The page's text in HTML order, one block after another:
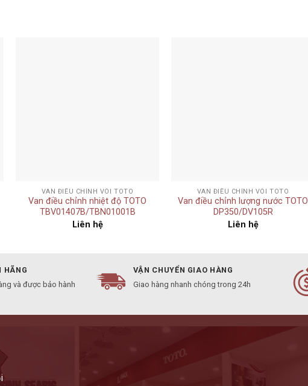
VAN ĐIỀU CHỈNH VÒI TOTO
Van điều chỉnh nhiệt độ TOTO
TBV01407B/TBN01001B
Liên hệ
VAN ĐIỀU CHỈNH VÒI TOTO
Van điều chỉnh lượng nước TOTO
DP350/DV105R
Liên hệ
HÃNG
và được bảo hành
VẬN CHUYỂN GIAO HÀNG
Giao hàng nhanh chóng trong 24h